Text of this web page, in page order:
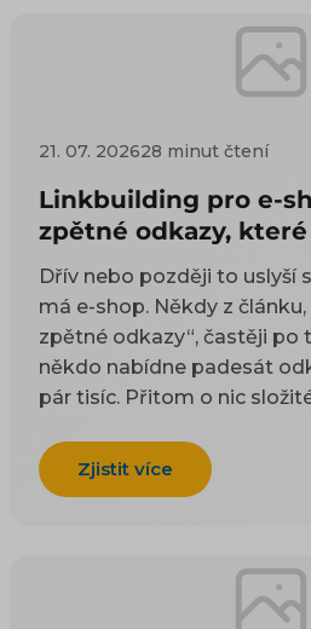
21. 07. 202628 minut čtení
Linkbuilding pro e-
zpětné odkazy,
Dřív nebo později to uslyší
má e-shop. Někdy z
zpětné odkazy“, častěji po
někdo nabídne padesát
pár tisíc. Přitom o nic
odkazy odjakživa bere
víc důvěryhodných webů
si to začnete zjišťovat,
ani jeden vám nepomůže.
Zjistit více